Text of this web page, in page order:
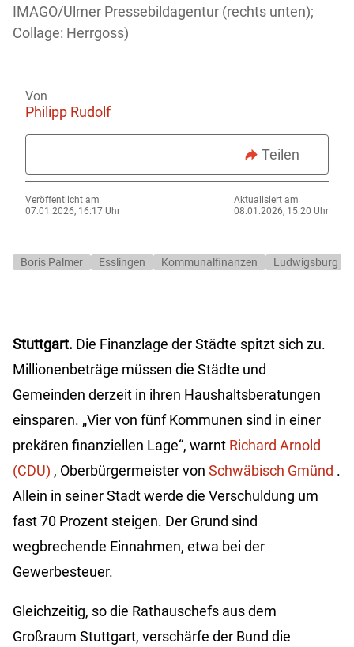
IMAGO/Ulmer Pressebildagentur (rechts unten);
Collage: Herrgoss)
Von
Philipp Rudolf
Teilen
Veröffentlicht am
07.01.2026, 16:17 Uhr
Aktualisiert am
08.01.2026, 15:20 Uhr
Boris Palmer Esslingen Kommunalfinanzen Ludwigsburg
Stuttgart. Die Finanzlage der Städte spitzt sich zu.
Millionenbeträge müssen die Städte und
Gemeinden derzeit in ihren Haushaltsberatungen
einsparen. „Vier von fünf Kommunen sind in einer
prekären finanziellen Lage“, warnt Richard Arnold
(CDU) , Oberbürgermeister von Schwäbisch Gmünd .
Allein in seiner Stadt werde die Verschuldung um
fast 70 Prozent steigen. Der Grund sind
wegbrechende Einnahmen, etwa bei der
Gewerbesteuer.
Gleichzeitig, so die Rathauschefs aus dem
Großraum Stuttgart, verschärfe der Bund die